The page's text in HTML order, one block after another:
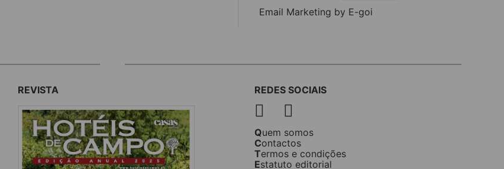
Email Marketing by E-goi
REVISTA REDES SOCIAIS
Quem somos
Contactos
Termos e condições
Estatuto editorial